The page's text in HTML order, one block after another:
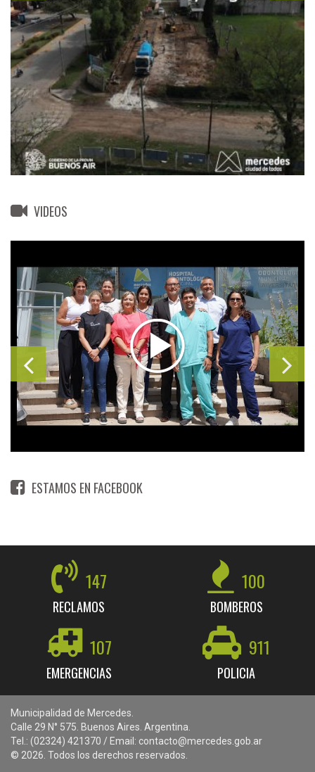
VIDEOS
ESTAMOS EN FACEBOOK
147
RECLAMOS
100
BOMBEROS
107
EMERGENCIAS
911
POLICIA
Municipalidad de Mercedes.
Calle 29 N° 575. Buenos Aires. Argentina.
Tel.: (02324) 421370 / Email: contacto@mercedes.gob.ar
© 2026. Todos los derechos reservados.